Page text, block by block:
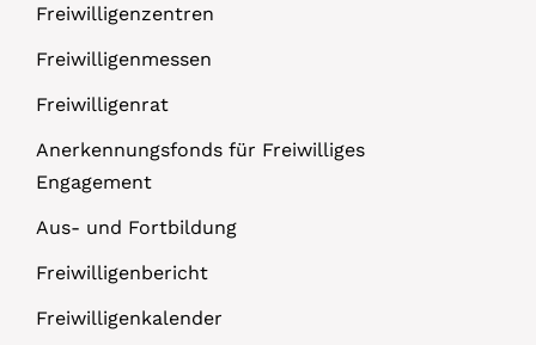
Freiwilligenzentren
Freiwilligenmessen
Freiwilligenrat
Anerkennungsfonds für Freiwilliges
Engagement
Aus- und Fortbildung
Freiwilligenbericht
Freiwilligenkalender